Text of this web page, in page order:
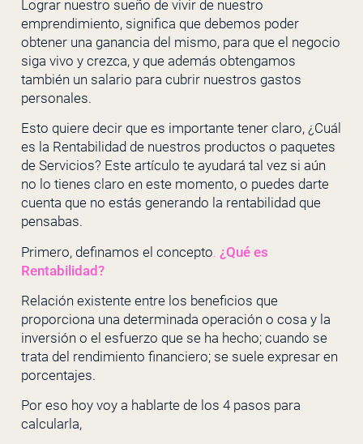
Lograr nuestro sueño de vivir de nuestro
emprendimiento, significa que debemos poder
obtener una ganancia del mismo, para que el negocio
siga vivo y crezca, y que además obtengamos
también un salario para cubrir nuestros gastos
personales.
Esto quiere decir que es importante tener claro, ¿Cuál
es la Rentabilidad de nuestros productos o paquetes
de Servicios? Este artículo te ayudará tal vez si aún
no lo tienes claro en este momento, o puedes darte
cuenta que no estás generando la rentabilidad que
pensabas.
Primero, definamos el concepto. ¿Qué es
Rentabilidad?
Relación existente entre los beneficios que
proporciona una determinada operación o cosa y la
inversión o el esfuerzo que se ha hecho; cuando se
trata del rendimiento financiero; se suele expresar en
porcentajes.
Por eso hoy voy a hablarte de los 4 pasos para
calcularla,